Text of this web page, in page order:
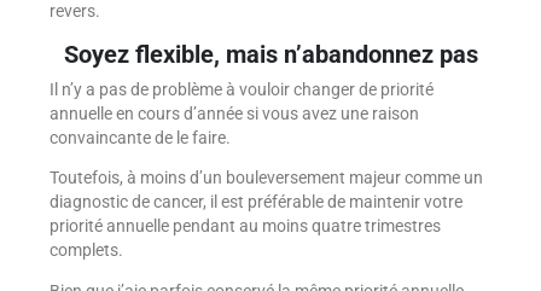
revers.
Soyez flexible, mais n’abandonnez pas
Il n’y a pas de problème à vouloir changer de priorité
annuelle en cours d’année si vous avez une raison
convaincante de le faire.
Toutefois, à moins d’un bouleversement majeur comme un
diagnostic de cancer, il est préférable de maintenir votre
priorité annuelle pendant au moins quatre trimestres
complets.